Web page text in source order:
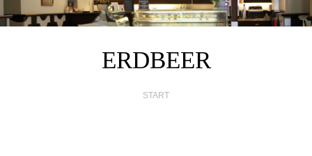
ERDBEER
START